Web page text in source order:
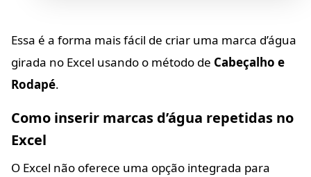
Essa é a forma mais fácil de criar uma marca d’água
girada no Excel usando o método de Cabeçalho e
Rodapé.
Como inserir marcas d’água repetidas no
Excel
O Excel não oferece uma opção integrada para